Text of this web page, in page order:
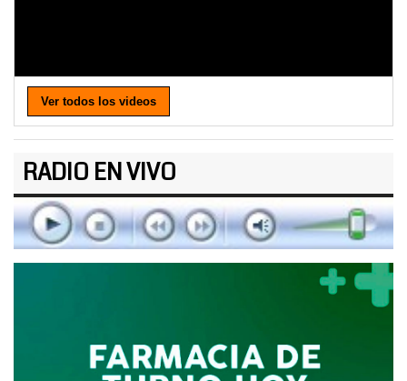
Ver todos los videos
RADIO EN VIVO